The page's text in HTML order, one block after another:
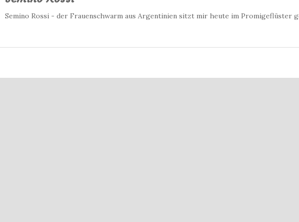
Semino Rossi - der Frauenschwarm aus Argentinien sitzt mir heute im Promigeflüster